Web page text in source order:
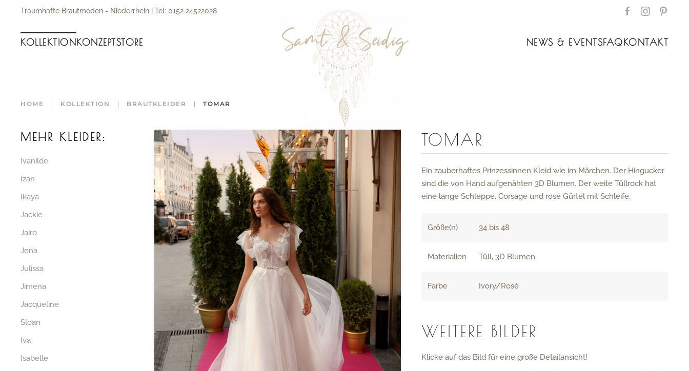
Traumhafte Brautmoden - Niederrhein | Tel: 0152 24522028
KOLLEKTIONKONZEPTSTORE NEWS & EVENTSFAQKONTAKT
HOME KOLLEKTION BRAUTKLEIDER TOMAR
MEHR KLEIDER:
Ivanilde
Izan
Ikaya
Jackie
Jairo
Jena
Julissa
Jimena
Jacqueline
Sloan
Iva
Isabelle
TOMAR
Ein zauberhaftes Prinzessinnen Kleid wie im Märchen. Der Hingucker
sind die von Hand aufgenähten 3D Blumen. Der weite Tüllrock hat
eine lange Schleppe. Corsage und rosé Gürtel mit Schleife.
Größe(n) 34 bis 48
Materialien Tüll, 3D Blumen
Farbe Ivory/Rosé
WEITERE BILDER
Klicke auf das Bild für eine große Detailansicht!